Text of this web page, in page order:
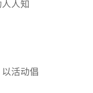
人知
活动倡